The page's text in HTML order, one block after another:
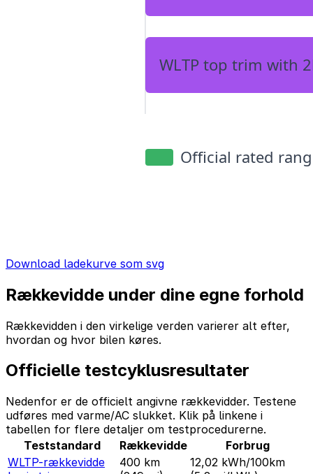
Download ladekurve som svg
Rækkevidde under dine egne forhold
Rækkevidden i den virkelige verden varierer alt efter,
hvordan og hvor bilen køres.
Officielle testcyklusresultater
Nedenfor er de officielt angivne rækkevidder. Testene
udføres med varme/AC slukket. Klik på linkene i
tabellen for flere detaljer om testprocedurerne.
Teststandard
Rækkevidde
Forbrug
WLTP-rækkevidde
400 km
12,02 kWh/100km